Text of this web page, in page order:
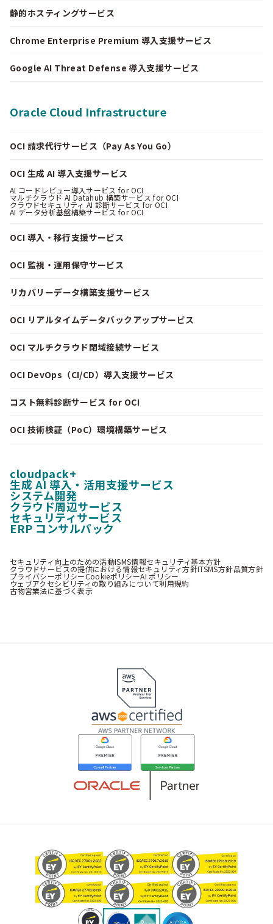
静的ホスティングサービス
Chrome Enterprise Premium 導入支援サービス
Google AI Threat Defense 導入支援サービス
Oracle Cloud Infrastructure
OCI 請求代行サービス（Pay As You Go）
OCI 生成 AI 導入支援サービス
AI コードレビュー導入サービス for OCI
マルチクラウド AI Datahub 構築サービス for OCI
クラウドセキュリティ AI 診断サービス for OCI
AI データ分析基盤構築サービス for OCI
OCI 導入・移行支援サービス
OCI 監視・運用保守サービス
リカバリーデータ構築支援サービス
OCI リアルタイムデータバックアップサービス
OCI マルチクラウド閉域接続サービス
OCI DevOps（CI/CD）導入支援サービス
コスト無料診断サービス for OCI
OCI 技術検証（PoC）環境構築サービス
cloudpack+
生成 AI 導入・活用支援サービス
システム開発
クラウド周辺サービス
セキュリティサービス
ERP コンサルパック
セキュリティ向上のための活動ISMS情報セキュリティ基本方針
クラウドサービスの提供における情報セキュリティ方針ITSMS方針品質方針
プライバシーポリシーCookieポリシーAI ポリシー
ウェブアクセシビリティの取り組みについて利用規約
古物営業法に基づく表示